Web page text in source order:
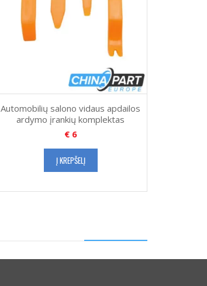
Automobilių salono vidaus apdailos
ardymo įrankių komplektas
€6
Į KREPŠELĮ